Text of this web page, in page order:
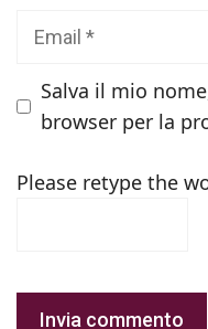
Salva il mio
browser per la
Please retype the